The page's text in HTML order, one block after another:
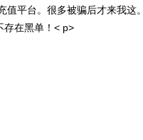
平台。很多被骗后才来我这。
存在黑单！< p>